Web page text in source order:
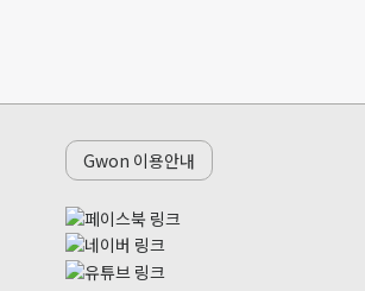
Gwon 이용안내